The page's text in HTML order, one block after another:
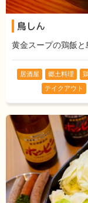
鳥しん
黄金スープの鶏飯
居酒屋 郷土料理
テイクアウト